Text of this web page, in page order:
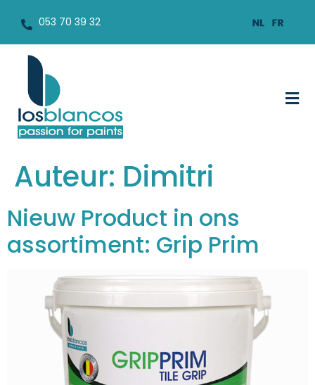
053 70 39 32
Auteur: Dimitri
Nieuw Product in ons
assortiment: Grip Prim